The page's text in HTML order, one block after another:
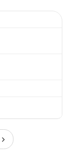
đánh bóng và